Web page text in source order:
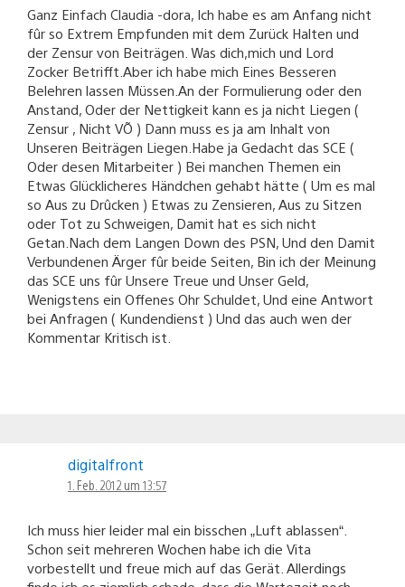
Ganz Einfach Claudia -dora, Ich habe es am Anfang nicht
fûr so Extrem Empfunden mit dem Zurück Halten und
der Zensur von Beiträgen. Was dich,mich und Lord
Zocker Betrifft.Aber ich habe mich Eines Besseren
Belehren lassen Müssen.An der Formulierung oder den
Anstand, Oder der Nettigkeit kann es ja nicht Liegen (
Zensur , Nicht VÕ ) Dann muss es ja am Inhalt von
Unseren Beiträgen Liegen.Habe ja Gedacht das SCE (
Oder desen Mitarbeiter ) Bei manchen Themen ein
Etwas Glücklicheres Händchen gehabt hätte ( Um es mal
so Aus zu Drûcken ) Etwas zu Zensieren, Aus zu Sitzen
oder Tot zu Schweigen, Damit hat es sich nicht
Getan.Nach dem Langen Down des PSN, Und den Damit
Verbundenen Ärger fûr beide Seiten, Bin ich der Meinung
das SCE uns fûr Unsere Treue und Unser Geld,
Wenigstens ein Offenes Ohr Schuldet, Und eine Antwort
bei Anfragen ( Kundendienst ) Und das auch wen der
Kommentar Kritisch ist.
digitalfront
1. Feb. 2012 um 13:57
Ich muss hier leider mal ein bisschen „Luft ablassen“.
Schon seit mehreren Wochen habe ich die Vita
vorbestellt und freue mich auf das Gerät. Allerdings